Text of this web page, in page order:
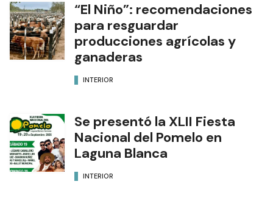
“El Niño”: recomendaciones
para resguardar
producciones agrícolas y
ganaderas
INTERIOR
Se presentó la XLII Fiesta
Nacional del Pomelo en
Laguna Blanca
INTERIOR